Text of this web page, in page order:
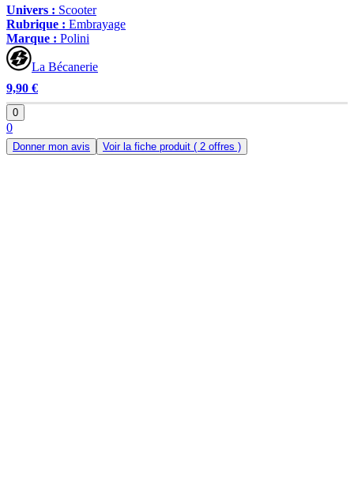
Univers : Scooter
Rubrique : Embrayage
Marque : Polini
La Bécanerie
9,90 €
0
0
Donner mon avis Voir la fiche produit ( 2 offres )